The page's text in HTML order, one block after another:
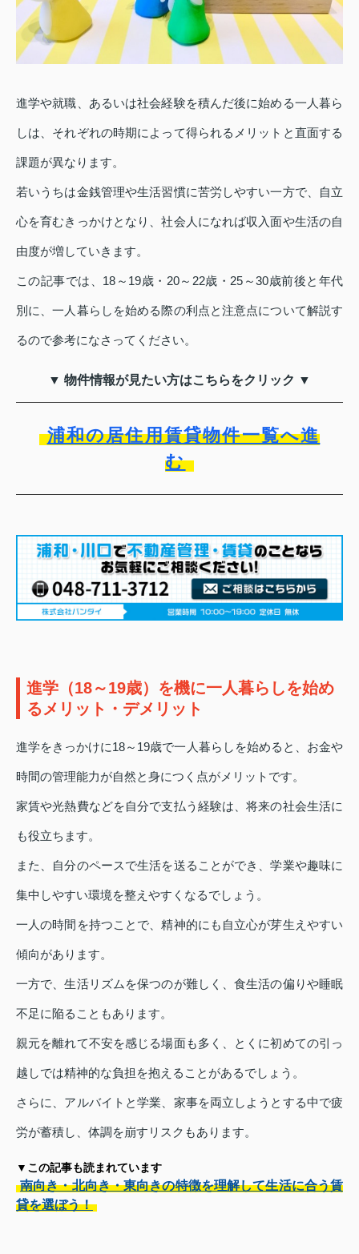
進学や就職、あるいは社会経験を積んだ後に始める一人暮ら
しは、それぞれの時期によって得られるメリットと直面する
課題が異なります。
若いうちは金銭管理や生活習慣に苦労しやすい一方で、自立
心を育むきっかけとなり、社会人になれば収入面や生活の自
由度が増していきます。
この記事では、18～19歳・20～22歳・25～30歳前後と年代
別に、一人暮らしを始める際の利点と注意点について解説す
るので参考になさってください。
▼ 物件情報が見たい方はこちらをクリック ▼
浦和の居住用賃貸物件一覧へ進
む
進学（18～19歳）を機に一人暮らしを始め
るメリット・デメリット
進学をきっかけに18～19歳で一人暮らしを始めると、お金や
時間の管理能力が自然と身につく点がメリットです。
家賃や光熱費などを自分で支払う経験は、将来の社会生活に
も役立ちます。
また、自分のペースで生活を送ることができ、学業や趣味に
集中しやすい環境を整えやすくなるでしょう。
一人の時間を持つことで、精神的にも自立心が芽生えやすい
傾向があります。
一方で、生活リズムを保つのが難しく、食生活の偏りや睡眠
不足に陥ることもあります。
親元を離れて不安を感じる場面も多く、とくに初めての引っ
越しでは精神的な負担を抱えることがあるでしょう。
さらに、アルバイトと学業、家事を両立しようとする中で疲
労が蓄積し、体調を崩すリスクもあります。
▼この記事も読まれています
南向き・北向き・東向きの特徴を理解して生活に合う賃
貸を選ぼう！